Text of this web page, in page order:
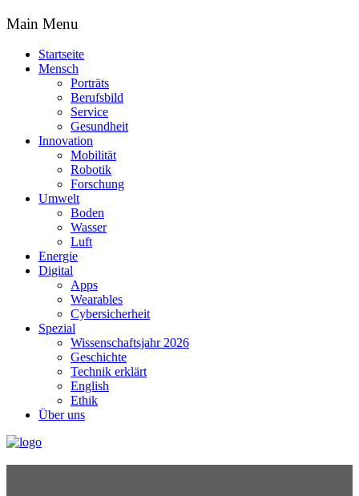
Main Menu
Startseite
Mensch
Porträts
Berufsbild
Service
Gesundheit
Innovation
Mobilität
Robotik
Forschung
Umwelt
Boden
Wasser
Luft
Energie
Digital
Apps
Wearables
Cybersicherheit
Spezial
Wissenschaftsjahr 2026
Geschichte
Technik erklärt
English
Ethik
Über uns